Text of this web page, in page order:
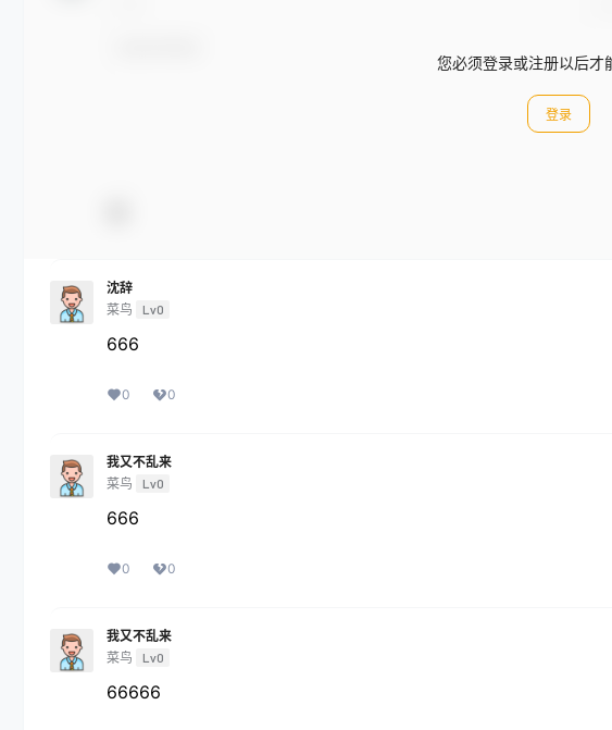
您必须登录或注册以后才
登录
沈辞
菜鸟
Lv0
666
0 0
我又不乱来
菜鸟
Lv0
666
0 0
我又不乱来
菜鸟
Lv0
66666